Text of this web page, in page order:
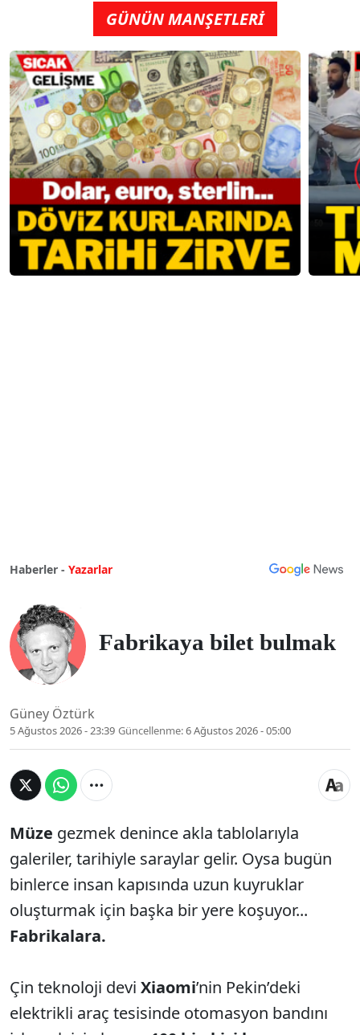
GÜNÜN MANŞETLERİ
Haberler - Yazarlar
Fabrikaya bilet bulmak
Güney Öztürk
5 Ağustos 2026 - 23:39 Güncellenme:6 Ağustos 2026 - 05:00
Müze gezmek denince akla tablolarıyla
galeriler, tarihiyle saraylar gelir. Oysa bugün
binlerce insan kapısında uzun kuyruklar
oluşturmak için başka bir yere koşuyor...
Fabrikalara.
Çin teknoloji devi Xiaomi’nin Pekin’deki
elektrikli araç tesisinde otomasyon bandını